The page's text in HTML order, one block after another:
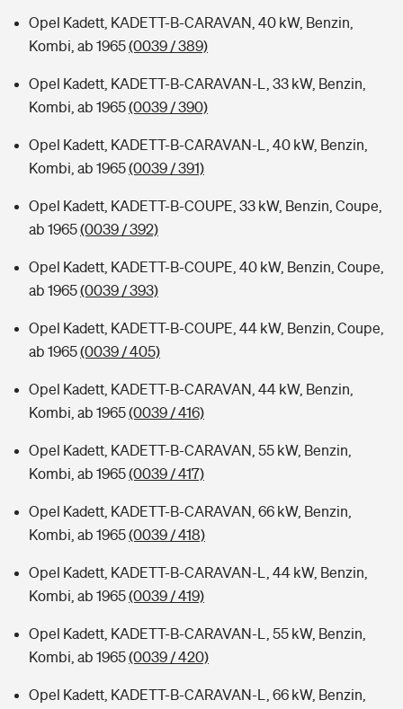
Opel Kadett, KADETT-B-CARAVAN, 40 kW, Benzin,
Kombi, ab 1965(0039 / 389)
Opel Kadett, KADETT-B-CARAVAN-L, 33 kW, Benzin,
Kombi, ab 1965(0039 / 390)
Opel Kadett, KADETT-B-CARAVAN-L, 40 kW, Benzin,
Kombi, ab 1965(0039 / 391)
Opel Kadett, KADETT-B-COUPE, 33 kW, Benzin, Coupe,
ab 1965(0039 / 392)
Opel Kadett, KADETT-B-COUPE, 40 kW, Benzin, Coupe,
ab 1965(0039 / 393)
Opel Kadett, KADETT-B-COUPE, 44 kW, Benzin, Coupe,
ab 1965(0039 / 405)
Opel Kadett, KADETT-B-CARAVAN, 44 kW, Benzin,
Kombi, ab 1965(0039 / 416)
Opel Kadett, KADETT-B-CARAVAN, 55 kW, Benzin,
Kombi, ab 1965(0039 / 417)
Opel Kadett, KADETT-B-CARAVAN, 66 kW, Benzin,
Kombi, ab 1965(0039 / 418)
Opel Kadett, KADETT-B-CARAVAN-L, 44 kW, Benzin,
Kombi, ab 1965(0039 / 419)
Opel Kadett, KADETT-B-CARAVAN-L, 55 kW, Benzin,
Kombi, ab 1965(0039 / 420)
Opel Kadett, KADETT-B-CARAVAN-L, 66 kW, Benzin,